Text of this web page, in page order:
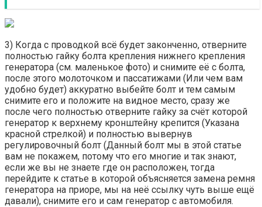
3) Когда с проводкой всё будет законченно, отверните
полностью гайку болта крепления нижнего крепления
генератора (см. маленькое фото) и снимите её с болта,
после этого молоточком и пассатижами (Или чем вам
удобно будет) аккуратно выбейте болт и тем самым
снимите его и положите на видное место, сразу же
после чего полностью отверните гайку за счёт которой
генератор к верхнему кронштейну крепится (Указана
красной стрелкой) и полностью вывернув
регулировочный болт (Данный болт мы в этой статье
вам не покажем, потому что его многие и так знают,
если же вы не знаете где он расположен, тогда
перейдите к статье в которой объясняется замена ремня
генератора на приоре, мы на неё ссылку чуть выше ещё
давали), снимите его и сам генератор с автомобиля.